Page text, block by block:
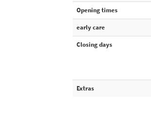
Opening times
early care
Closing days
Extras